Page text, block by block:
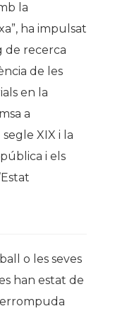
la
ha impulsat
de recerca
de les
en la
a
XIX i la
i els
o les seves
han estat de